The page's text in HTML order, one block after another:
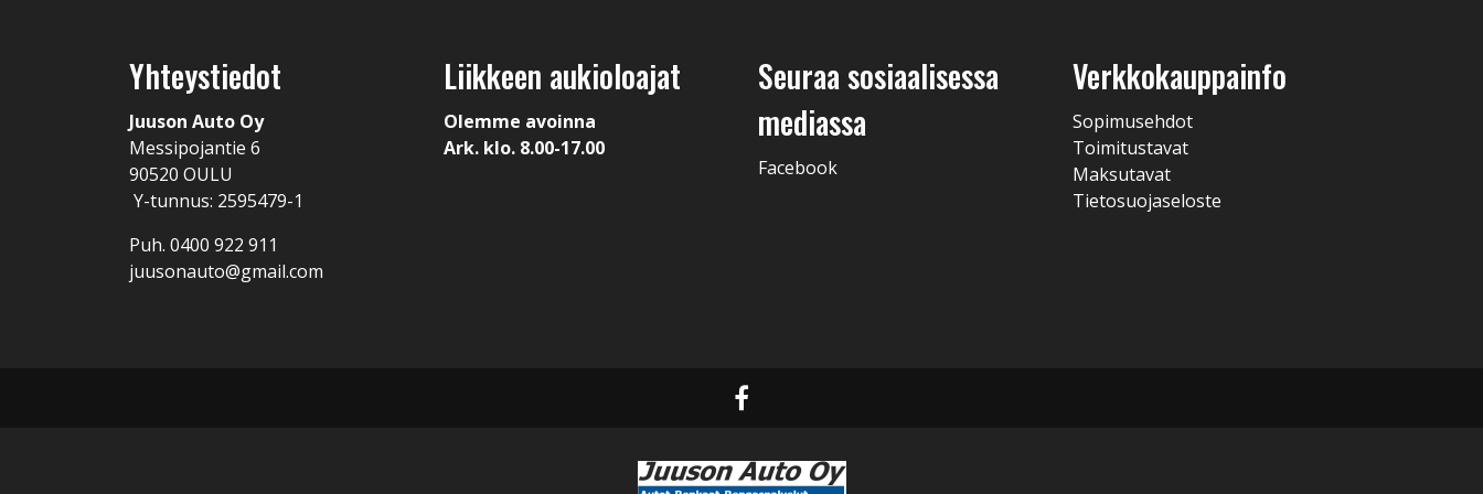
Yhteystiedot
Juuson Auto Oy
Messipojantie 6
90520 OULU
Y-tunnus: 2595479-1
Puh. 0400 922 911
juusonauto@gmail.com
Liikkeen aukioloajat
Olemme avoinna
Ark. klo. 8.00-17.00
Seuraa sosiaalisessa
mediassa
Facebook
Verkkokauppainfo
Sopimusehdot
Toimitustavat
Maksutavat
Tietosuojaseloste